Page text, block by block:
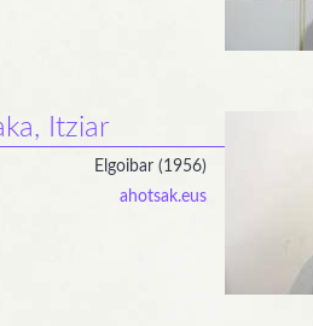
Itziar
Elgoibar (1956)
ahotsak.eus